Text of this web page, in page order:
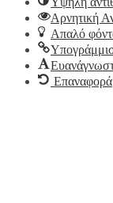
Αρνητική
Απαλό
Επαναφορά